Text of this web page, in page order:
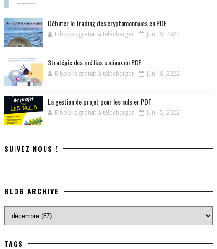
Débuter le Trading des cryptomonnaies en PDF
E-books gratuit à télécharger Jun 19, 2022
Stratégie des médias sociaux en PDF
E-books gratuit à télécharger Jun 18, 2022
La gestion de projet pour les nuls en PDF
E-books gratuit à télécharger Jun 15, 2022
SUIVEZ NOUS !
BLOG ARCHIVE
TAGS